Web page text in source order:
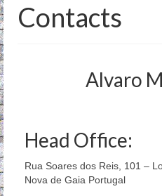
Contacts
Alvaro
Head Office:
Rua Soares dos Reis, 101 –
Nova de Gaia Portugal